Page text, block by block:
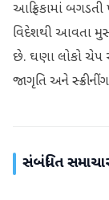
આફ્રિકામાં બગડતી
વિદેશથી આવતા
છે. ઘણા લોકો ચેપ
જાગૃતિ અને
સંબંધિત